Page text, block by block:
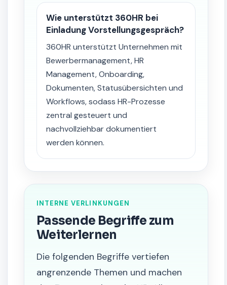
Wie unterstützt 360HR bei
Einladung Vorstellungsgespräch?
360HR unterstützt Unternehmen mit
Bewerbermanagement, HR
Management, Onboarding,
Dokumenten, Statusübersichten und
Workflows, sodass HR-Prozesse
zentral gesteuert und
nachvollziehbar dokumentiert
werden können.
INTERNE VERLINKUNGEN
Passende Begriffe zum
Weiterlernen
Die folgenden Begriffe vertiefen
angrenzende Themen und machen